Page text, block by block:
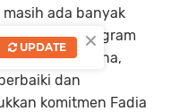
ada banyak
Program-program
sempurna,
dan
komitmen Fadia
×
UPDATE